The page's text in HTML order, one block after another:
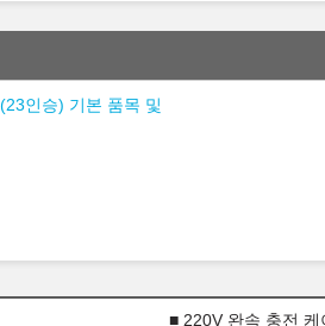
인승) 기본 품목 및
■ 220V 완속 충전